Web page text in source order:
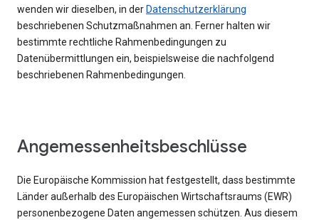
wenden wir dieselben, in der Datenschutzerklärung
beschriebenen Schutzmaßnahmen an. Ferner halten wir
bestimmte rechtliche Rahmenbedingungen zu
Datenübermittlungen ein, beispielsweise die nachfolgend
beschriebenen Rahmenbedingungen.
Angemessenheitsbeschlüsse
Die Europäische Kommission hat festgestellt, dass bestimmte
Länder außerhalb des Europäischen Wirtschaftsraums (EWR)
personenbezogene Daten angemessen schützen. Aus diesem